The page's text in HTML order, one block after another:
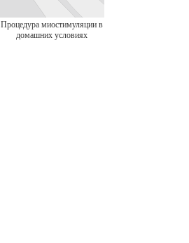
Процедура миостимуляции в
домашних условиях